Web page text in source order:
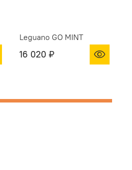
Leguano GO MINT
16 020 ₽